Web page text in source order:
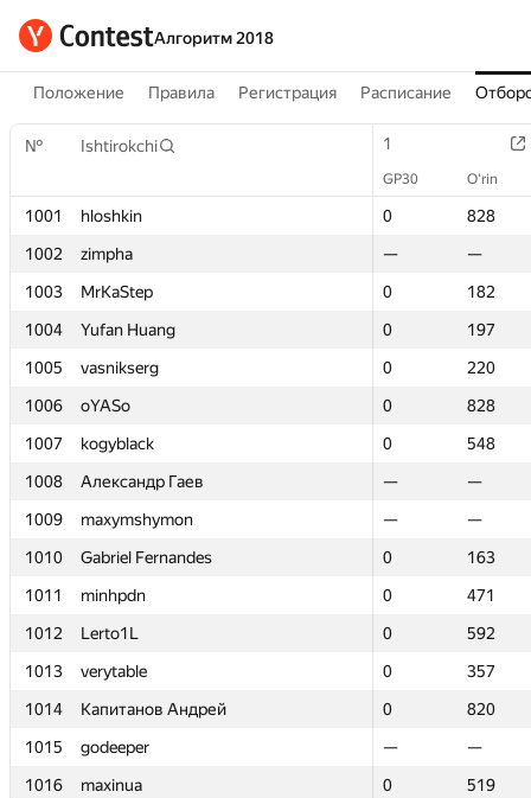
Алгоритм 2018
Положение Правила Регистрация Расписание
№ Ishtirokchi 1
GP30 O‘rin
1001 hloshkin 0
828
1002
zimpha —
—
1003
MrKaStep 0
182
1004
Yufan Huang 0
197
1005
vasnikserg 0
220
1006
oYASo 0
828
1007
kogyblack 0
548
1008
Александр Гаев —
—
1009
maxymshymon —
—
1010
Gabriel Fernandes 0
163
1011
minhpdn 0
471
1012
Lerto1L 0
592
1013
verytable 0
357
1014
Капитанов Андрей 0
820
1015
godeeper —
—
1016
maxinua 0
519
№ Ishtirokchi 1
GP30 O‘rin
1001 hloshkin 0
828
1002
zimpha —
—
1003
MrKaStep 0
182
1004
Yufan Huang 0
197
1005
vasnikserg 0
220
1006
oYASo 0
828
1007
kogyblack 0
548
1008
Александр Гаев —
—
1009
maxymshymon —
—
1010
Gabriel Fernandes 0
163
1011
minhpdn 0
471
1012
Lerto1L 0
592
1013
verytable 0
357
1014
Капитанов Андрей 0
820
1015
godeeper —
—
1016
maxinua 0
519